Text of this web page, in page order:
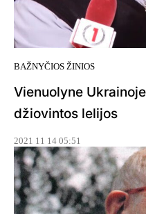
BAŽNYČIOS ŽINIOS
Vienuolyne
džiovintos lelijos
2021 11 14 05:51